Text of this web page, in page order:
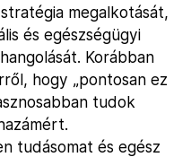
megalkotását,
és egészségügyi
Korábban
hogy „pontosan ez
tudok
tudásomat és egész